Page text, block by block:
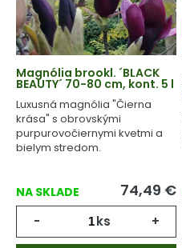
Magnólia brookl. ´BLACK
BEAUTY´ 70-80 cm, kont. 5 l
Luxusná magnólia "Čierna
krása" s obrovskými
purpurovočiernymi kvetmi a
bielym stredom.
NA SKLADE 74,49 €
- ks +